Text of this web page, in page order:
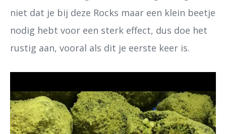
niet dat je bij deze Rocks maar een klein beetje
nodig hebt voor een sterk effect, dus doe het
rustig aan, vooral als dit je eerste keer is.